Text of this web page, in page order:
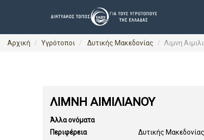
Αρχική Υγρότοποι Δυτικής Μακεδονίας Λιμνη
ΛΙΜΝΗ ΑΙΜΙΛΙΑΝΟΥ
Άλλα ονόματα
Περιφέρεια
Δυτικής Μακεδονίας